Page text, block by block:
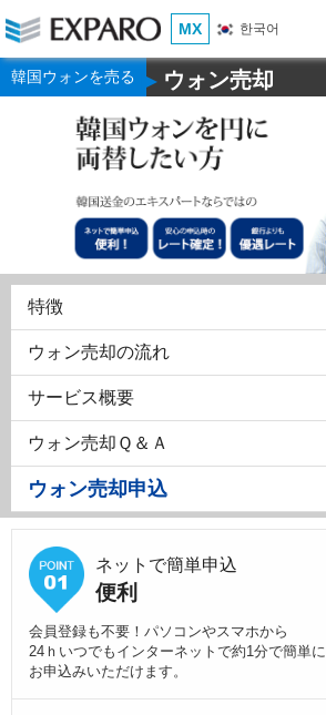
MX 한국어
韓国ウォンを売る ▶ウォン売却
特徴
ウォン売却の流れ
サービス概要
ウォン売却Ｑ＆Ａ
ウォン売却申込
ネットで簡単申込
便利
会員登録も不要！パソコンやスマホから
24ｈいつでもインターネットで約1分で簡単に
お申込みいただけます。